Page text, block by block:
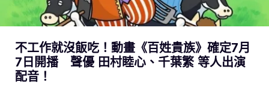
不工作就沒飯吃！動畫《百姓貴族》確定7月
7日開播 聲優 田村睦心、千葉繁 等人出演
配音！